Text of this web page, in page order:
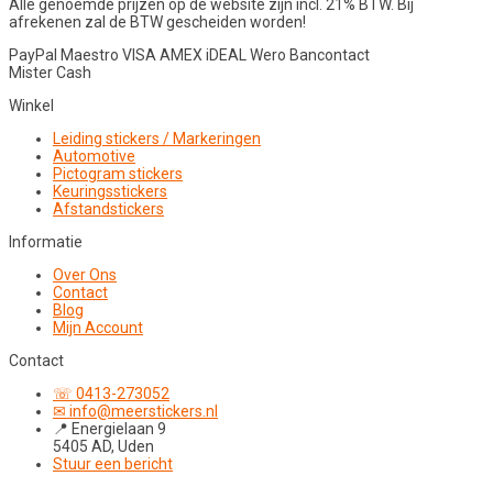
Alle genoemde prijzen op de website zijn incl. 21% BTW. Bij
afrekenen zal de BTW gescheiden worden!
PayPal Maestro VISAAMEXiDEALWero Bancontact
Mister Cash
Winkel
Leiding stickers / Markeringen
Automotive
Pictogram stickers
Keuringsstickers
Afstandstickers
Informatie
Over Ons
Contact
Blog
Mijn Account
Contact
☏ 0413-273052
✉ info@meerstickers.nl
📍 Energielaan 9
5405 AD, Uden
Stuur een bericht